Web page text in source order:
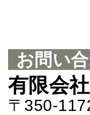
お問い
有限会
〒350-